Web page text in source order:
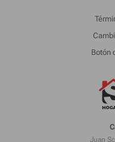
Botón
Juan